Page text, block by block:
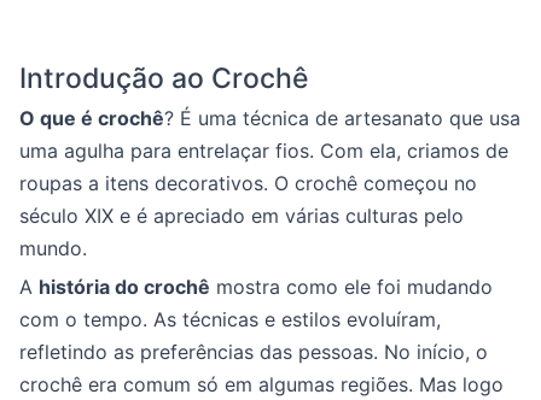
Introdução ao Crochê
O que é crochê? É uma técnica de artesanato que usa
uma agulha para entrelaçar fios. Com ela, criamos de
roupas a itens decorativos. O crochê começou no
século XIX e é apreciado em várias culturas pelo
mundo.
A história do crochê mostra como ele foi mudando
com o tempo. As técnicas e estilos evoluíram,
refletindo as preferências das pessoas. No início, o
crochê era comum só em algumas regiões. Mas logo